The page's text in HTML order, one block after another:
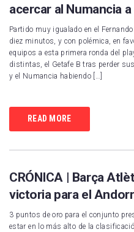
acercar al Numancia a
Partido muy igualado en el
diez minutos, y con polémica, en
equipos a esta primera ronda del
distintas, el Getafe B tras perder
y el Numancia habiendo […]
READ MORE
CRÓNICA | Barça
victoria para el
3 puntos de oro para el conjunto
estar en lo más alto de la